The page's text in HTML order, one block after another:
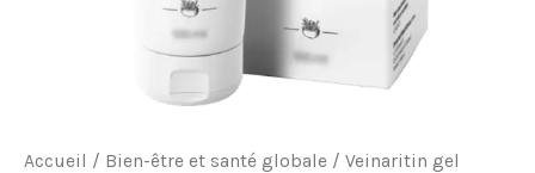
Accueil / Bien-être et santé globale / Veinaritin gel